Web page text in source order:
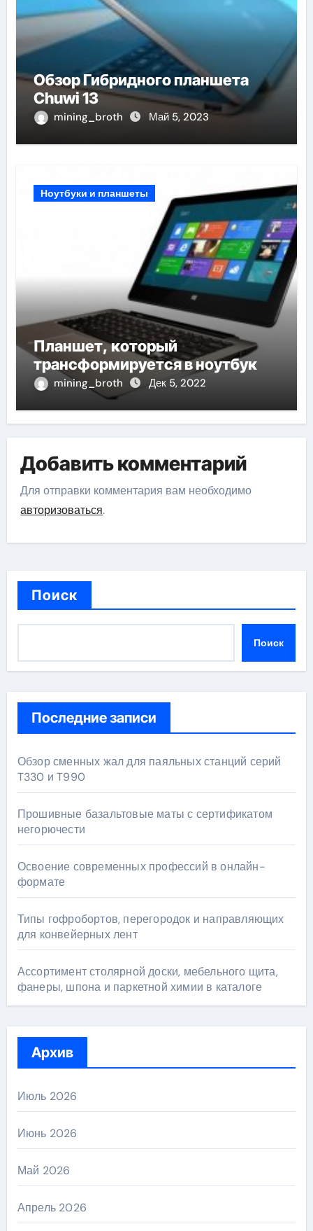
Обзор Гибридного планшета
Chuwi 13
mining_broth Май 5, 2023
Ноутбуки и планшеты
Планшет, который
трансформируется в ноутбук
mining_broth Дек 5, 2022
Добавить комментарий
Для отправки комментария вам необходимо
авторизоваться.
Поиск
Поиск
Последние записи
Обзор сменных жал для паяльных станций серий
T330 и T990
Прошивные базальтовые маты с сертификатом
негорючести
Освоение современных профессий в онлайн-
формате
Типы гофробортов, перегородок и направляющих
для конвейерных лент
Ассортимент столярной доски, мебельного щита,
фанеры, шпона и паркетной химии в каталоге
Архив
Июль 2026
Июнь 2026
Май 2026
Апрель 2026